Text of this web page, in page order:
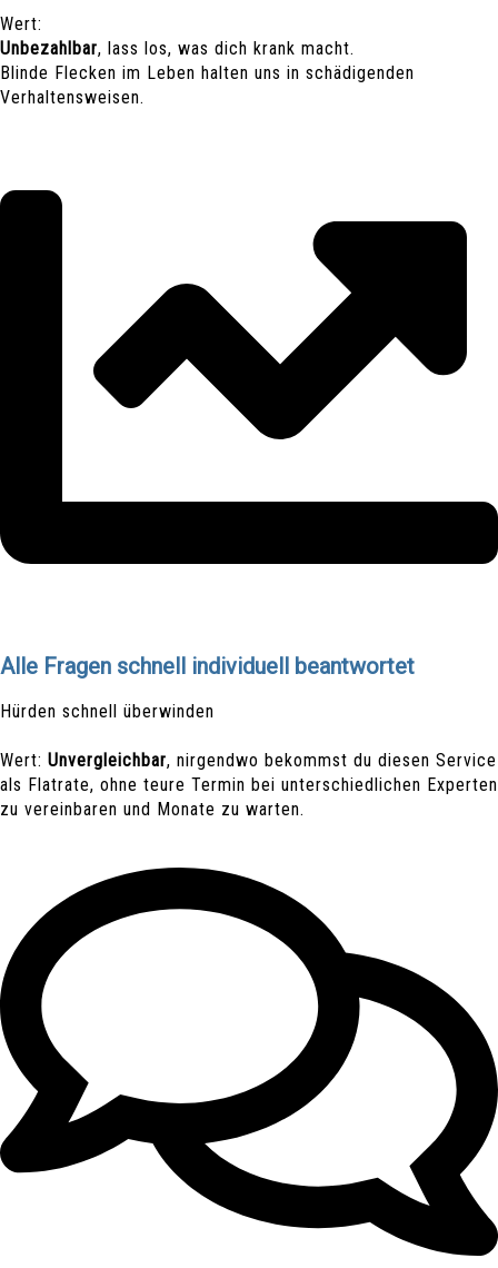
Wert:
Unbezahlbar, lass los, was dich krank macht.
Blinde Flecken im Leben halten uns in schädigenden
Verhaltensweisen.
Alle Fragen schnell individuell beantwortet
Hürden schnell überwinden
Wert: Unvergleichbar, nirgendwo bekommst du diesen Service
als Flatrate, ohne teure Termin bei unterschiedlichen Experten
zu vereinbaren und Monate zu warten.